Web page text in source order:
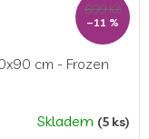
699 Kč
–11 %
cm - Frozen
Skladem (5 ks)